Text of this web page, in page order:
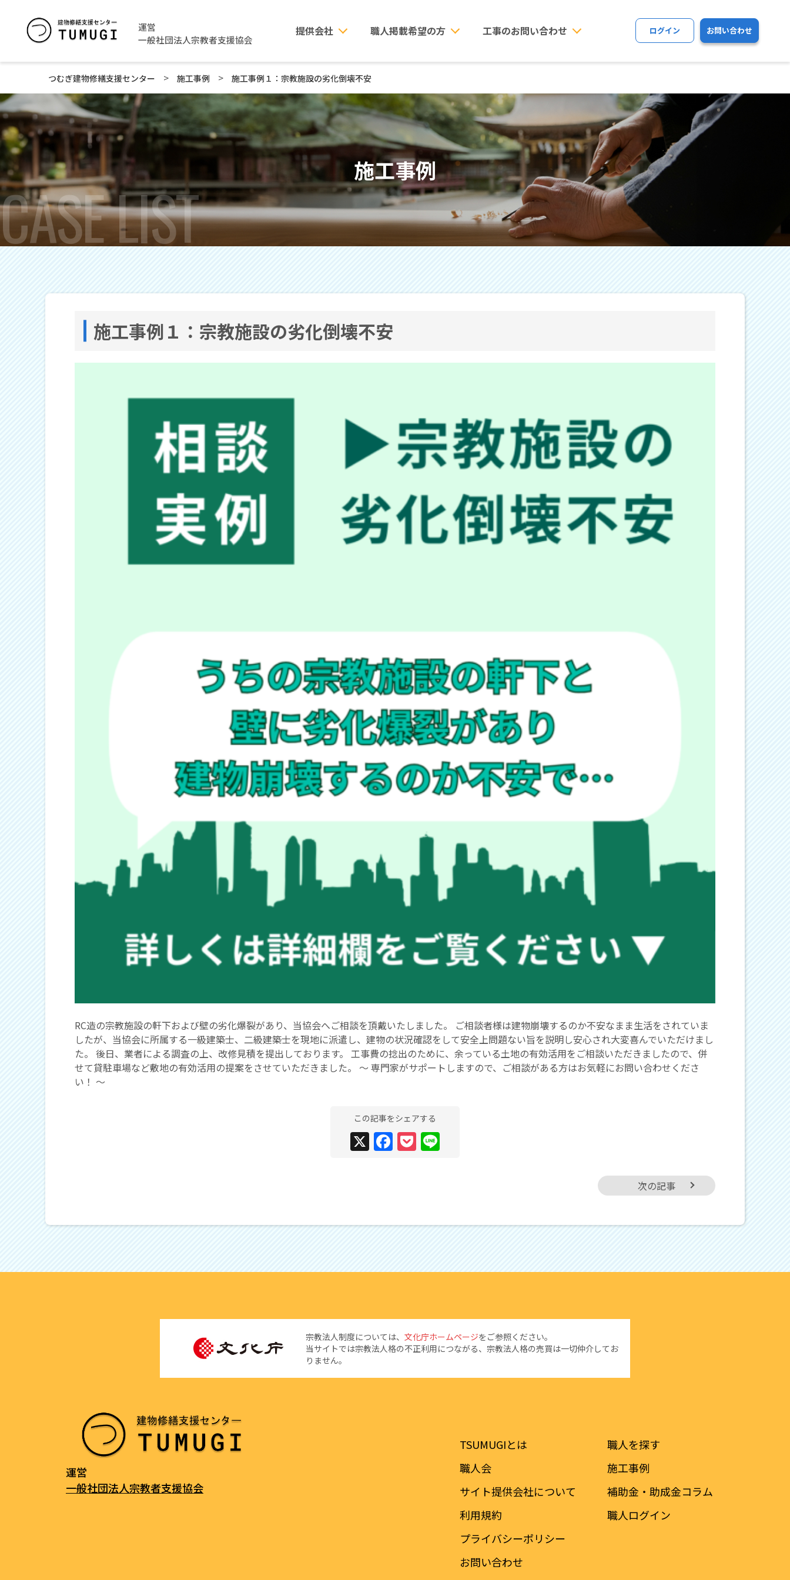
運営
一般社団法人宗教者支援協会
提供会社 職人掲載希望の方 工事のお問い合わせ ログイン お問い合わせ
つむぎ建物修繕支援センター > 施工事例 > 施工事例１：宗教施設の劣化倒壊不安
施工事例
CASE LIST
施工事例１：宗教施設の劣化倒壊不安
RC造の宗教施設の軒下および壁の劣化爆裂があり、当協会へご相談を頂戴いたしました。 ご相談者様は建物崩壊するのか不安なまま生活をされていま
したが、当協会に所属する一級建築士、二級建築士を現地に派遣し、建物の状況確認をして安全上問題ない旨を説明し安心され大変喜んでいただけまし
た。 後日、業者による調査の上、改修見積を提出しております。 工事費の捻出のために、余っている土地の有効活用をご相談いただきましたので、併
せて貸駐車場など敷地の有効活用の提案をさせていただきました。 〜 専門家がサポートしますので、ご相談がある方はお気軽にお問い合わせくださ
い！ 〜
この記事をシェアする
X Facebook
Pocket
次の記事
宗教法人制度については、 文化庁ホームページをご参照ください。
当サイトでは宗教法人格の不正利用につながる、宗教法人格の売買は一切仲介してお
りません。
運営
一般社団法人宗教者支援協会
TSUMUGIとは
職人会
サイト提供会社について
利用規約
プライバシーポリシー
お問い合わせ
職人を探す
施工事例
補助金・助成金コラム
職人ログイン